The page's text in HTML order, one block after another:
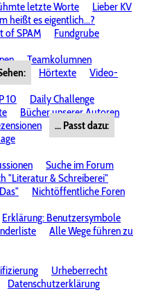
letzte Worte
Lieber KV
heißt es eigentlich...?
of SPAM
Fundgrube
Teamkolumnen
Hörtexte
Video-
10
Daily Challenge
Bücher unserer Autoren
... Passt dazu:
Suche im Forum
"Literatur & Schreiberei"
Nichtöffentliche Foren
Erklärung: Benutzersymbole
Alle Wege führen zu
Urheberrecht
Datenschutzerklärung